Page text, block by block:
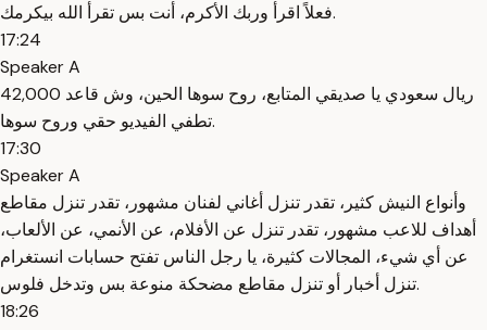
فعلاً اقرأ وربك الأكرم، أنت بس تقرأ الله بيكرمك.
17:24
Speaker A
42,000 ريال سعودي يا صديقي المتابع، روح سوها الحين، وش قاعد
تطفي الفيديو حقي وروح سوها.
17:30
Speaker A
وأنواع النيش كثير، تقدر تنزل أغاني لفنان مشهور، تقدر تنزل مقاطع
أهداف للاعب مشهور، تقدر تنزل عن الأفلام، عن الأنمي، عن الألعاب،
عن أي شيء، المجالات كثيرة، يا رجل الناس تفتح حسابات انستغرام
تنزل أخبار أو تنزل مقاطع مضحكة منوعة بس وتدخل فلوس.
18:26